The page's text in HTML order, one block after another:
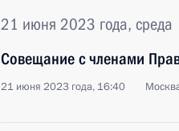
21 июня 2023 года, среда
Совещание с членами
21 июня 2023 года, 16:40